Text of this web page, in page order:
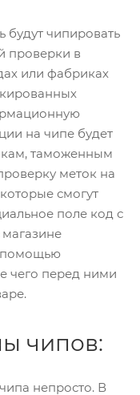
будут чипировать
проверки в
или фабриках
на чипе будет
таможенным
меток на
смогут
поле код с
магазине
помощью
чего перед ними
чипов:
непросто. В